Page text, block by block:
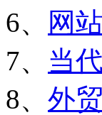
6、
网
7、 当
8、 外